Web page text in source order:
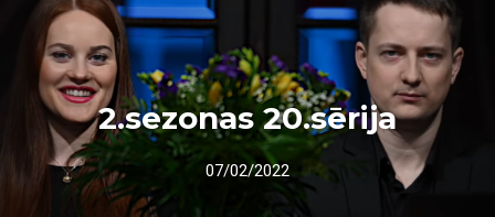
2.sezonas 20.sērija
07/02/2022